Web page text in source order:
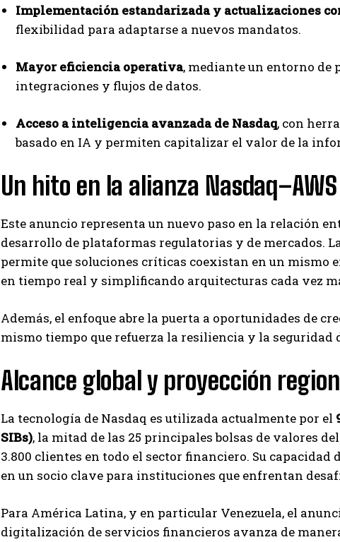
Implementación estandarizada y actualizaciones
flexibilidad para adaptarse a nuevos mandatos.
Mayor eficiencia operativa, mediante un entorno de
integraciones y flujos de datos.
Acceso a inteligencia avanzada de Nasdaq, con
basado en IA y permiten capitalizar el valor de la
Un hito en la alianza Nasdaq–AWS
Este anuncio representa un nuevo paso en la relación
desarrollo de plataformas regulatorias y de mercados.
permite que soluciones críticas coexistan en un mismo
en tiempo real y simplificando arquitecturas cada vez
Además, el enfoque abre la puerta a oportunidades de
mismo tiempo que refuerza la resiliencia y la seguridad
Alcance global y proyección
La tecnología de Nasdaq es utilizada actualmente por el
SIBs), la mitad de las 25 principales bolsas de valores
3.800 clientes en todo el sector financiero. Su
en un socio clave para instituciones que enfrentan
Para América Latina, y en particular Venezuela, el
digitalización de servicios financieros avanza de